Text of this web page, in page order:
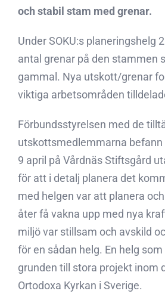
och stabil stam med grenar.
Under SOKU:s planeringshelg
antal grenar på den stammen
gammal. Nya utskott/grenar
viktiga arbetsområden
Förbundsstyrelsen med de
utskottsmedlemmarna befann
9 april på Vårdnäs Stiftsgård
för att i detalj planera det
med helgen var att planera
åter få vakna upp med nya
miljö var stillsam och avskild
för en sådan helg. En helg
grunden till stora projekt inom
Ortodoxa Kyrkan i Sverige.